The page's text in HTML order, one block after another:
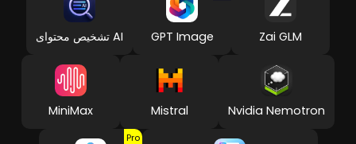
تشخیص محتوای AI GPT Image Zai GLM
MiniMax Mistral Nvidia Nemotron
Pro